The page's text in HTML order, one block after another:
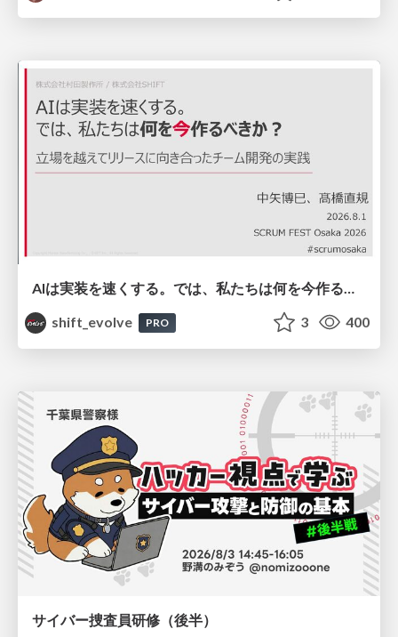
AIは実装を速くする。では、私たちは何を今作るべきか？－立場を越えてリリースに向き合ったチーム開発の実践 / 20260801 Hiromi Nakaya and Naoki Takahashi
shift_evolve
PRO 3 400
サイバー捜査員研修（後半）